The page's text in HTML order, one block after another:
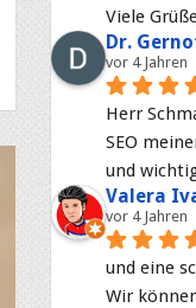
Viele
Dr.
vor 4 Jahren
Herr
SEO
und
Valera
vor 4 Jahren
und eine
Wir